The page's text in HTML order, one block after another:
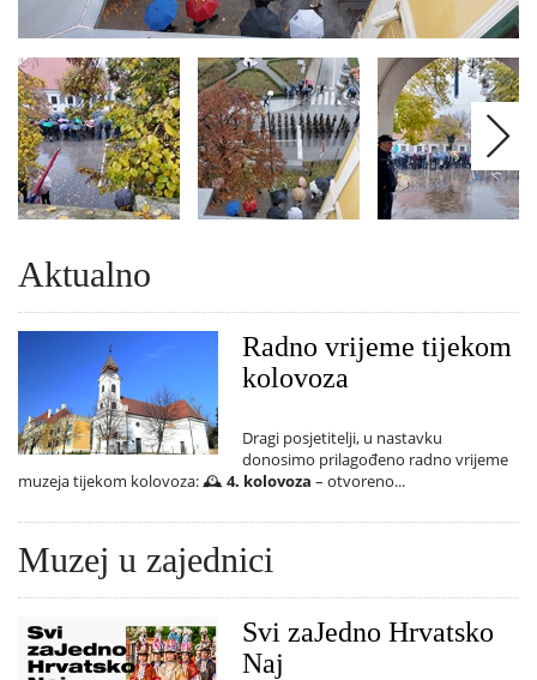
Aktualno
Radno vrijeme tijekom
kolovoza
Dragi posjetitelji, u nastavku
donosimo prilagođeno radno vrijeme
muzeja tijekom kolovoza: 🕰️4. kolovoza – otvoreno...
Muzej u zajednici
Svi zaJedno Hrvatsko
Naj